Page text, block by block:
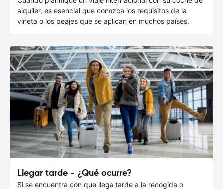
alquiler, es esencial que conozca los requisitos de la
viñeta o los peajes que se aplican en muchos países.
Llegar tarde - ¿Qué ocurre?
Si se encuentra con que llega tarde a la recogida o